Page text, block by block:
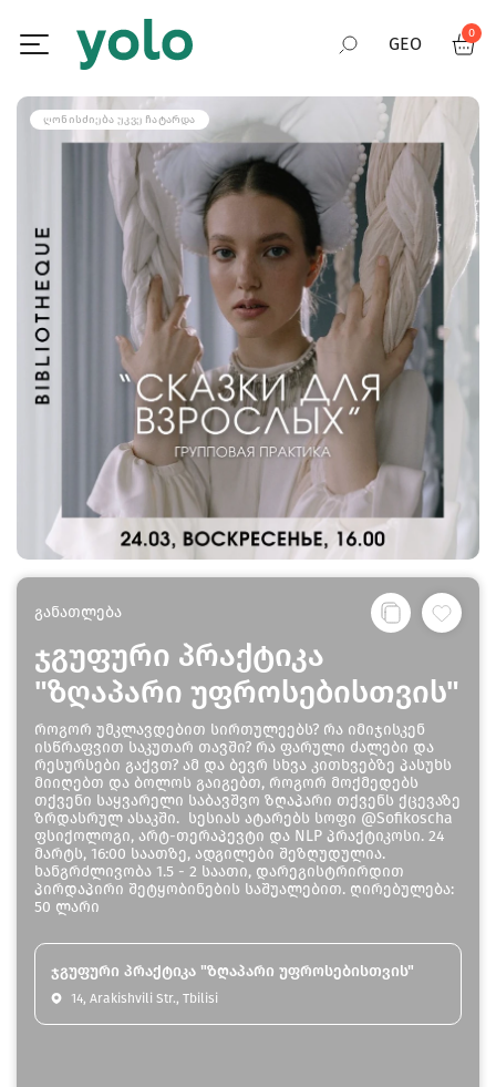
GEO
RUS
ENG
0
ᲦᲝᲜᲘᲡᲫᲘᲔᲑᲐ ᲣᲙᲕᲔ ᲩᲐᲢᲐᲠᲓᲐ
განათლება
ჯგუფური პრაქტიკა
"ზღაპარი უფროსებისთვის"
როგორ უმკლავდებით სირთულეებს? რა იმიჯისკენ
ისწრაფვით საკუთარ თავში? რა ფარული ძალები და
რესურსები გაქვთ? ამ და ბევრ სხვა კითხვებზე პასუხს
მიიღებთ და ბოლოს გაიგებთ, როგორ მოქმედებს
თქვენი საყვარელი საბავშვო ზღაპარი თქვენს ქცევაზე
ზრდასრულ ასაკში. სესიას ატარებს სოფი @Sofikoscha
ფსიქოლოგი, არტ-თერაპევტი და NLP პრაქტიკოსი. 24
მარტს, 16:00 საათზე, ადგილები შეზღუდულია.
ხანგრძლივობა 1.5 - 2 საათი, დარეგისტრირდით
პირდაპირი შეტყობინების საშუალებით. ღირებულება:
50 ლარი
ჯგუფური პრაქტიკა "ზღაპარი უფროსებისთვის"
14, Arakishvili Str., Tbilisi